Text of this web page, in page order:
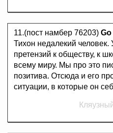
11.(пост намбер 76203) Go
Тихон недалекий
претензий к обществу, к
всему миру. Мы про это
позитива. Отсюда и его
ситуации, в которые он